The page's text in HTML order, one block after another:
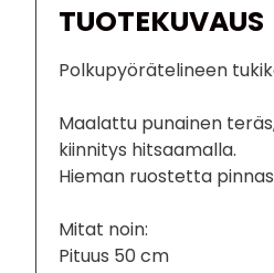
TUOTEKUVAUS
Polkupyörätelineen
Maalattu punainen
kiinnitys hitsaamalla.
Hieman ruostetta
Mitat noin:
Pituus 50 cm